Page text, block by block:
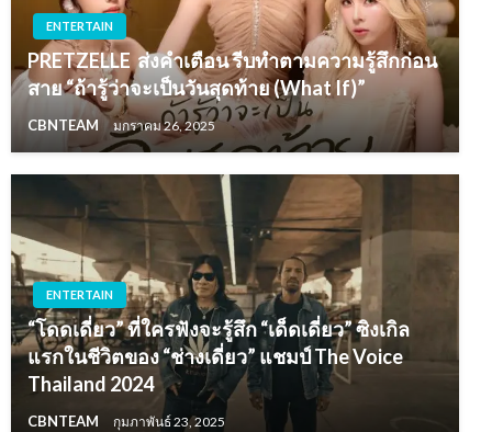
ENTERTAIN
PRETZELLE ส่งคำเตือน รีบทำตามความรู้สึกก่อน
สาย “ถ้ารู้ว่าจะเป็นวันสุดท้าย (What If)”
CBNTEAM มกราคม 26, 2025
ENTERTAIN
“โดดเดี่ยว” ที่ใครฟังจะรู้สึก “เด็ดเดี่ยว” ซิงเกิล
แรกในชีวิตของ “ช่างเดี่ยว” แชมป์ The Voice
Thailand 2024
CBNTEAM กุมภาพันธ์ 23, 2025